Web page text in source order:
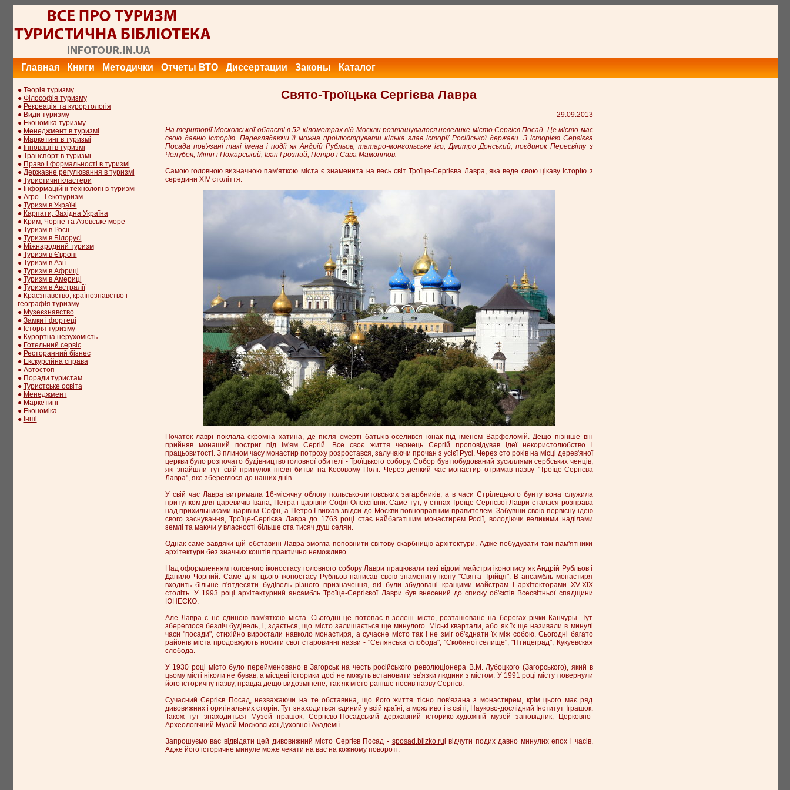
Главная Книги Методички Отчеты ВТО Диссертации Законы Каталог
● Теорія туризму
● Філософія туризму
● Рекреація та курортологія
● Види туризму
● Економіка туризму
● Менеджмент в туризмі
● Маркетинг в туризмі
● Інновації в туризмі
● Транспорт в туризмі
● Право і формальності в туризмі
● Державне регулювання в туризмі
● Туристичні кластери
● Інформаційні технології в туризмі
● Агро - і екотуризм
● Туризм в Україні
● Карпати, Західна Україна
● Крим, Чорне та Азовське море
● Туризм в Росії
● Туризм в Білорусі
● Міжнародний туризм
● Туризм в Європі
● Туризм в Азії
● Туризм в Африці
● Туризм в Америці
● Туризм в Австралії
● Краєзнавство, країнознавство і
географія туризму
● Музеєзнавство
● Замки і фортеці
● Історія туризму
● Курортна нерухомість
● Готельний сервіс
● Ресторанний бізнес
● Екскурсійна справа
● Автостоп
● Поради туристам
● Туристське освіта
● Менеджмент
● Маркетинг
● Економіка
● Інші
Свято-Троїцька Сергієва Лавра
29.09.2013
На території Московської області в 52 кілометрах від Москви розташувалося невелике місто Сергієв Посад. Це місто має
свою давню історію. Переглядаючи її можна проілюструвати кілька глав історії Російської держави. З історією Сергієва
Посада пов'язані такі імена і події як Андрій Рубльов, татаро-монгольське іго, Дмитро Донський, поєдинок Пересвіту з
Челубея, Мінін і Пожарський, Іван Грозний, Петро і Сава Мамонтов.
Самою головною визначною пам'яткою міста є знаменита на весь світ Троїце-Сергієва Лавра, яка веде свою цікаву історію з
середини XIV століття.
Початок лаврі поклала скромна хатина, де після смерті батьків оселився юнак під іменем Варфоломій. Дещо пізніше він
прийняв монаший постриг під ім'ям Сергій. Все своє життя чернець Сергій проповідував ідеї некористолюбство і
працьовитості. З плином часу монастир потроху розростався, залучаючи прочан з усієї Русі. Через сто років на місці дерев'яної
церкви було розпочато будівництво головної обителі - Троїцького собору. Собор був побудований зусиллями сербських ченців,
які знайшли тут свій притулок після битви на Косовому Полі. Через деякий час монастир отримав назву "Троїце-Сергієва
Лавра", яке збереглося до наших днів.
У свій час Лавра витримала 16-місячну облогу польсько-литовських загарбників, а в часи Стрілецького бунту вона служила
притулком для царевичів Івана, Петра і царівни Софії Олексіївни. Саме тут, у стінах Троїце-Сергієвої Лаври сталася розправа
над прихильниками царівни Софії, а Петро I виїхав звідси до Москви повноправним правителем. Забувши свою первісну ідею
свого заснування, Троїце-Сергієва Лавра до 1763 році стає найбагатшим монастирем Росії, володіючи великими наділами
землі та маючи у власності більше ста тисяч душ селян.
Однак саме завдяки цій обставині Лавра змогла поповнити світову скарбницю архітектури. Адже побудувати такі пам'ятники
архітектури без значних коштів практично неможливо.
Над оформленням головного іконостасу головного собору Лаври працювали такі відомі майстри іконопису як Андрій Рубльов і
Данило Чорний. Саме для цього іконостасу Рубльов написав свою знамениту ікону "Свята Трійця". В ансамбль монастиря
входить більше п'ятдесяти будівель різного призначення, які були збудовані кращими майстрам і архітекторами XV-XIX
століть. У 1993 році архітектурний ансамбль Троїце-Сергієвої Лаври був внесений до списку об'єктів Всесвітньої спадщини
ЮНЕСКО.
Але Лавра є не єдиною пам'яткою міста. Сьогодні це потопає в зелені місто, розташоване на берегах річки Канчуры. Тут
збереглося безліч будівель, і, здається, що місто залишається ще минулого. Міські квартали, або як їх ще називали в минулі
часи "посади", стихійно виростали навколо монастиря, а сучасне місто так і не зміг об'єднати їх між собою. Сьогодні багато
районів міста продовжують носити свої старовинні назви - "Селянська слобода", "Скобяної селище", "Птицеград", Кукуевская
слобода.
У 1930 році місто було перейменовано в Загорськ на честь російського революціонера В.М. Лубоцкого (Загорського), який в
цьому місті ніколи не бував, а місцеві історики досі не можуть встановити зв'язки людини з містом. У 1991 році місту повернули
його історичну назву, правда дещо видозмінене, так як місто раніше носив назву Сергієв.
Сучасний Сергієв Посад, незважаючи на те обставина, що його життя тісно пов'язана з монастирем, крім цього має ряд
дивовижних і оригінальних сторін. Тут знаходиться єдиний у всій країні, а можливо і в світі, Науково-дослідний Інститут Іграшок.
Також тут знаходиться Музей іграшок, Сергієво-Посадський державний історико-художній музей заповідник, Церковно-
Археологічний Музей Московської Духовної Академії.
Запрошуємо вас відвідати цей дивовижний місто Сергієв Посад - sposad.blizko.ruі відчути подих давно минулих епох і часів.
Адже його історичне минуле може чекати на вас на кожному повороті.